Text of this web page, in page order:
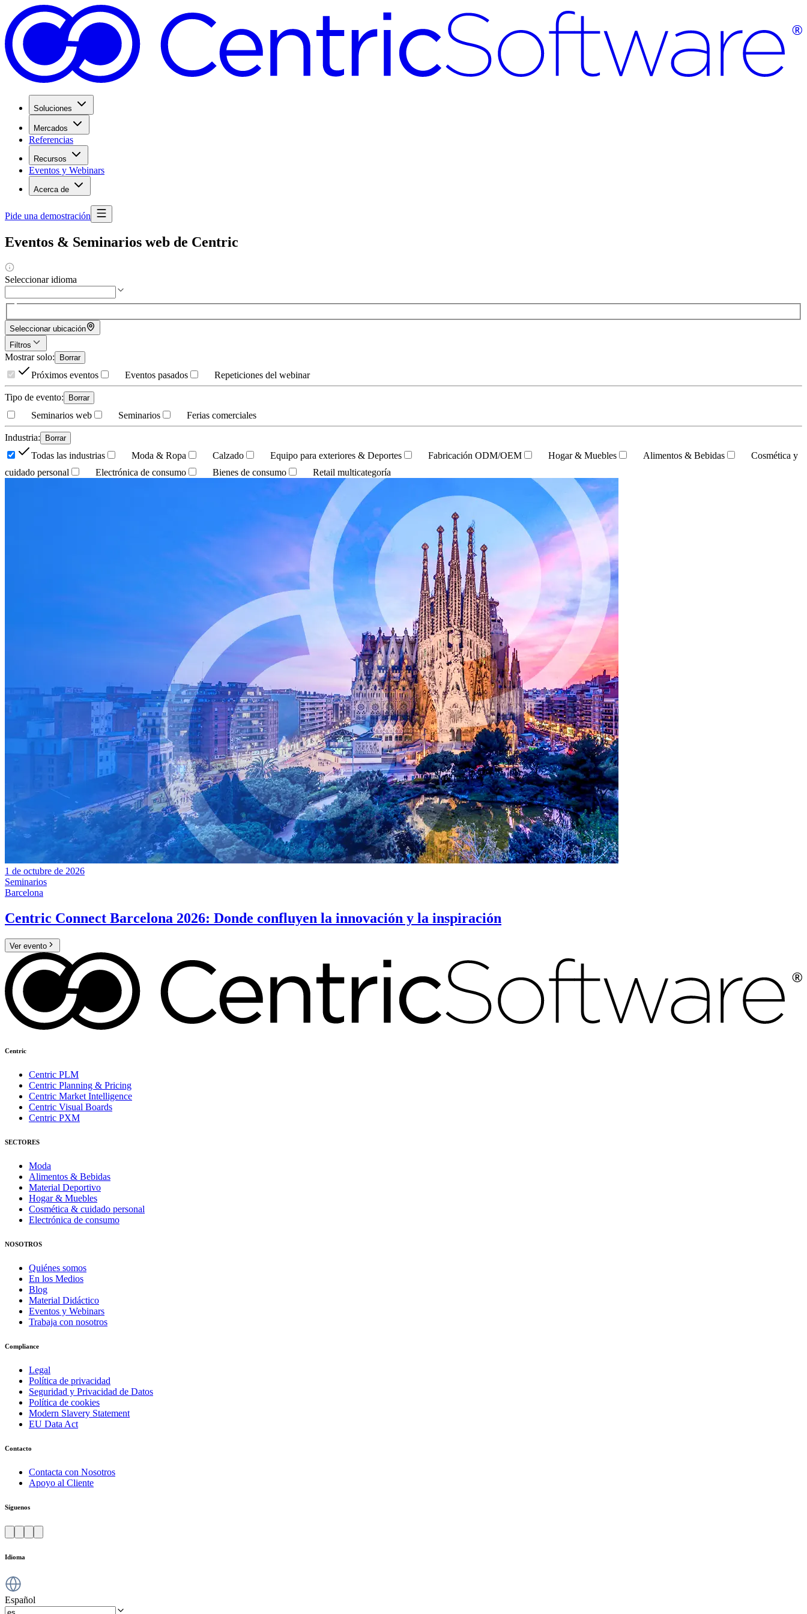
Soluciones
Mercados
Referencias
Recursos
Eventos y Webinars
Acerca de
Pide una demostración
Eventos & Seminarios web de Centric
Seleccionar idioma
Seleccionar ubicación
Filtros
Mostrar solo: Borrar
Próximos eventos Eventos pasados Repeticiones del webinar
Tipo de evento: Borrar
Seminarios web Seminarios Ferias comerciales
Industria: Borrar
Todas las industrias Moda & Ropa Calzado Equipo para exteriores & Deportes Fabricación ODM/OEM Hogar & Muebles Alimentos & Bebidas
Cosmética y
cuidado personal
Electrónica de consumo Bienes de consumo Retail multicategoría
1 de octubre de 2026
Seminarios
Barcelona
Centric Connect Barcelona 2026: Donde confluyen la innovación y la inspiración
Ver evento
Centric
Centric PLM
Centric Planning & Pricing
Centric Market Intelligence
Centric Visual Boards
Centric PXM
SECTORES
Moda
Alimentos & Bebidas
Material Deportivo
Hogar & Muebles
Cosmética & cuidado personal
Electrónica de consumo
NOSOTROS
Quiénes somos
En los Medios
Blog
Material Didáctico
Eventos y Webinars
Trabaja con nosotros
Compliance
Legal
Política de privacidad
Seguridad y Privacidad de Datos
Política de cookies
Modern Slavery Statement
EU Data Act
Contacto
Contacta con Nosotros
Apoyo al Cliente
Síguenos
Idioma
Español